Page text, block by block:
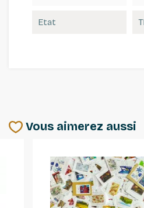
Etat
Vous aimerez aussi